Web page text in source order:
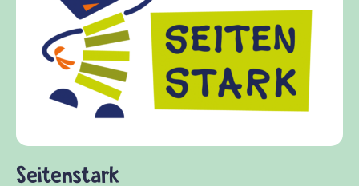
frieden-fragen.de ist ein Internet-Angebot für
Kinder, Eltern und ErzieherInnen das zu
Fragen von Krieg und Frieden, Streit und
Gewalt informiert und einen Austausch zu
diesem Themenbereich ermöglicht. frieden-
fragen.de bietet Antworten auf wichtige
und Frieden, Streit und Gewalt.